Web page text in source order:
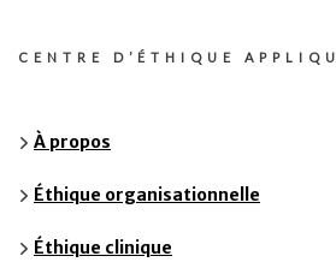
CENTRE D’ÉTHIQUE
À propos
Éthique organisationnelle
Éthique clinique